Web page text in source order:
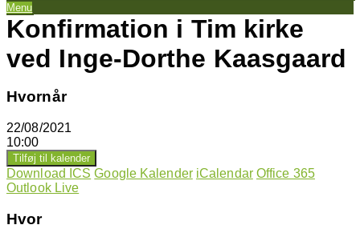
Menu
Konfirmation i Tim kirke
ved Inge-Dorthe Kaasgaard
Hvornår
22/08/2021
10:00
Tilføj til kalender
Download ICS Google Kalender iCalendar Office 365
Outlook Live
Hvor